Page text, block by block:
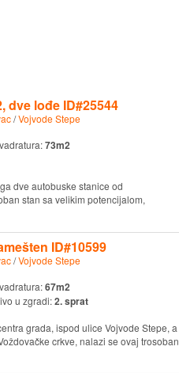
dve lođe ID#25544
/Vojvode Stepe
73m2
dve autobuske stanice od
stan sa velikim potencijalom,
ID#10599
/Vojvode Stepe
67m2
u zgradi:2. sprat
grada, ispod ulice Vojvode Stepe, a
crkve, nalazi se ovaj trosoban